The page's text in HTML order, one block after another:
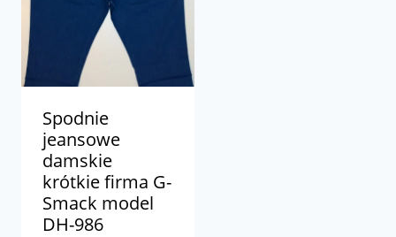
Spodnie
jeansowe
damskie
krótkie firma G-
Smack model
DH-986